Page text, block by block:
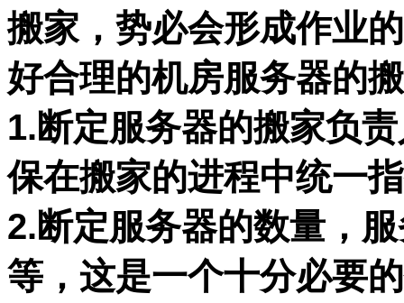
搬家，势必会形成作业
好合理的机房服务器的
1.断定服务器的搬家负
保在搬家的进程中统一
2.断定服务器的数量，
等，这是一个十分必要